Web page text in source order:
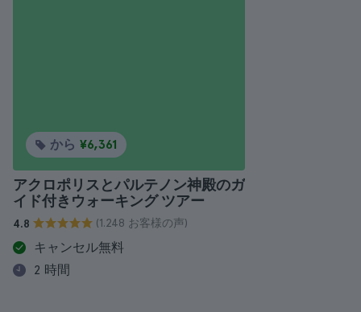
から ¥6,361
アクロポリスとパルテノン神殿のガ
イド付きウォーキング ツアー
4.8 (1.248 お客様の声)
キャンセル無料
2 時間